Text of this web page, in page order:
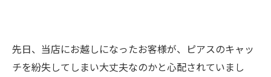
先日、当店にお越しになったお客様が、ピアスのキャッ
チを紛失してしまい大丈夫なのかと心配されていまし